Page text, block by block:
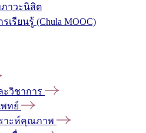
าวะนิสิต
รียนรู้ (Chula MOOC)
วิชาการ
ทย์
าะห์คุณภาพ